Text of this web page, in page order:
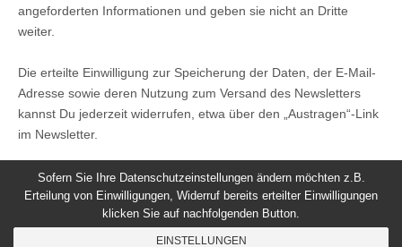
angeforderten Informationen und geben sie nicht an Dritte
weiter.
Die erteilte Einwilligung zur Speicherung der Daten, der E-Mail-
Adresse sowie deren Nutzung zum Versand des Newsletters
kannst Du jederzeit widerrufen, etwa über den „Austragen“-Link
im Newsletter.
Sofern Sie Ihre Datenschutzeinstellungen ändern möchten z.B.
Erteilung von Einwilligungen, Widerruf bereits erteilter Einwilligungen
klicken Sie auf nachfolgenden Button.
EINSTELLUNGEN